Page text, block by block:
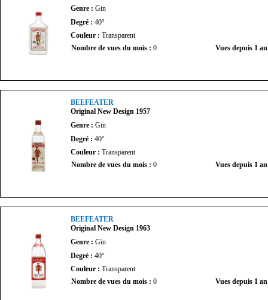
Genre : Gin
Degré : 40°
Couleur : Transparent
Nombre de vues du mois : 0 Vues depuis 1
BEEFEATER
Original New Design 1957
Genre : Gin
Degré : 40°
Couleur : Transparent
Nombre de vues du mois : 0 Vues depuis 1
BEEFEATER
Original New Design 1963
Genre : Gin
Degré : 40°
Couleur : Transparent
Nombre de vues du mois : 0 Vues depuis 1